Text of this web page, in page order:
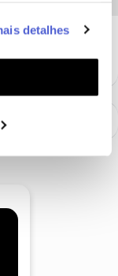
e
interesses
gerir a
detalhes
comentários.